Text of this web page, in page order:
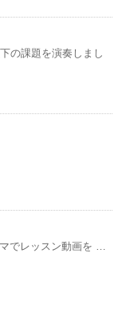
の課題を演奏しまし
でレッスン動画を …